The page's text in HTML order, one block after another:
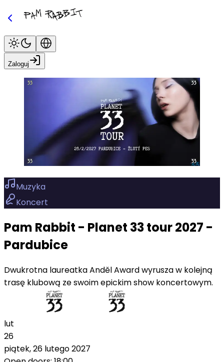
Zaloguj
Muzyka
Koncert
Pam Rabbit - Planet 33 tour 2027 -
Pardubice
Dwukrotna laureatka Anděl Award wyrusza w kolejną
trasę klubową ze swoim epickim show koncertowym.
lut
26
piątek, 26 lutego 2027